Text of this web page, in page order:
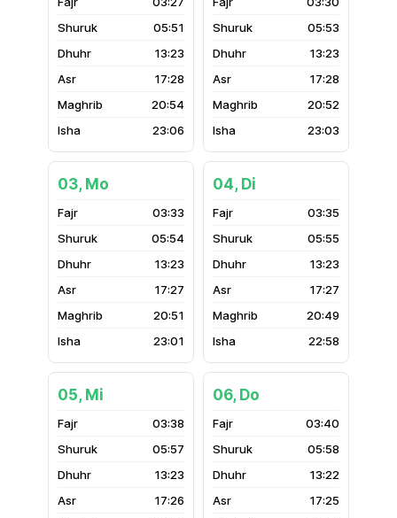
05:51
13:23
17:28
20:54
23:06
05:53
13:23
17:28
20:52
23:03
03, Mo
03:33
05:54
13:23
17:27
20:51
23:01
04, Di
03:35
05:55
13:23
17:27
20:49
22:58
05, Mi
03:38
05:57
13:23
17:26
06, Do
03:40
05:58
13:22
17:25